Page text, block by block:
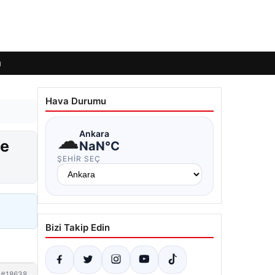
Hava Durumu
☁Ankara
NaN°C
ŞEHIR SEÇ
Bizi Takip Edin